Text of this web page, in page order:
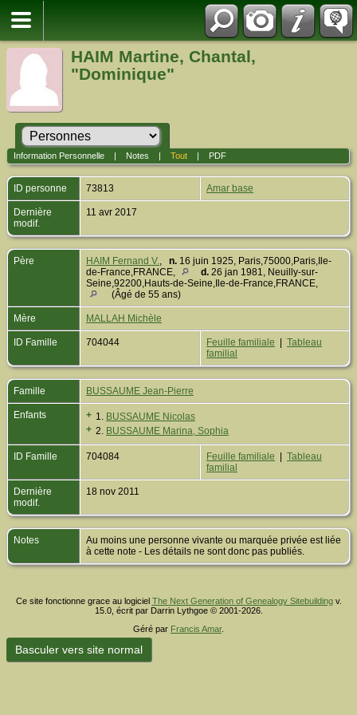
HAIM Martine, Chantal,
"Dominique"
Information Personnelle| Notes Tout| PDF
ID personne 73813 Amar base
Dernière
modif.
11 avr 2017
Père HAIM Fernand V., n. 16 juin 1925, Paris,75000,Paris,Ile-
de-France,FRANCE,
d. 26 jan 1981, Neuilly-sur-
Seine,92200,Hauts-de-Seine,Ile-de-France,FRANCE,
(Âgé de 55 ans)
Mère MALLAH Michèle
ID Famille 704044 Feuille familiale
Tableau
familial
Famille BUSSAUME Jean-Pierre
Enfants + 1. BUSSAUME Nicolas
+ 2. BUSSAUME Marina, Sophia
ID Famille 704084 Feuille familiale
Tableau
familial
Dernière
modif.
18 nov 2011
Notes
Au moins une personne vivante ou marquée privée est liée
à cette note - Les détails ne sont donc pas publiés.
Ce site fonctionne grace au logiciel The Next Generation of Genealogy Sitebuildingv.
15.0, écrit par Darrin Lythgoe © 2001-2026.
Géré par Francis Amar.
Basculer vers site normal